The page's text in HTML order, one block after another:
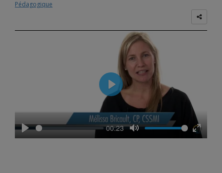
Pédagogique
Play
00:23
Mute
Enter
Play